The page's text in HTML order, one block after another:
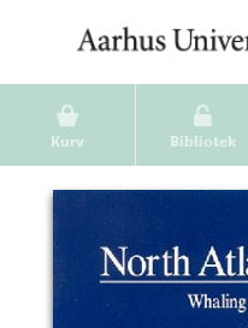
Kurv Bibliotek